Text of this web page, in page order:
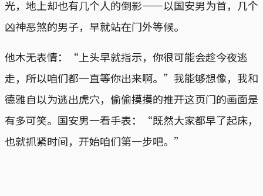
光，地上却也有几个人的倒影——以国安男为首，几个
凶神恶煞的男子，早就站在门外等候。
他木无表情：“上头早就指示，你很可能会趁今夜逃
走，所以咱们都一直等你出来啊。”我能够想像，我和
德雅自以为逃出虎穴，偷偷摸摸的推开这页门的画面是
有多可笑。国安男一看手表：“既然大家都早了起床，
也就抓紧时间，开始咱们第一步吧。”